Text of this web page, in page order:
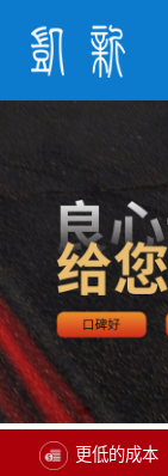
更低的成本